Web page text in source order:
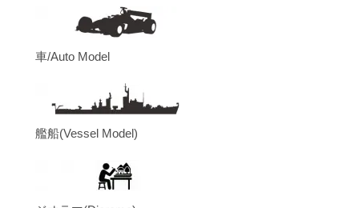
車/Auto Model
艦船(Vessel Model)